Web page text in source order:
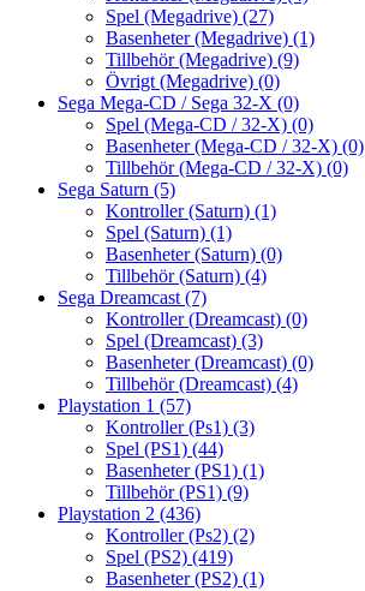
Spel (Megadrive) (27)
Basenheter (Megadrive) (1)
Tillbehör (Megadrive) (9)
Övrigt (Megadrive) (0)
Sega Mega-CD / Sega 32-X (0)
Spel (Mega-CD / 32-X) (0)
Basenheter (Mega-CD / 32-X) (0)
Tillbehör (Mega-CD / 32-X) (0)
Sega Saturn (5)
Kontroller (Saturn) (1)
Spel (Saturn) (1)
Basenheter (Saturn) (0)
Tillbehör (Saturn) (4)
Sega Dreamcast (7)
Kontroller (Dreamcast) (0)
Spel (Dreamcast) (3)
Basenheter (Dreamcast) (0)
Tillbehör (Dreamcast) (4)
Playstation 1 (57)
Kontroller (Ps1) (3)
Spel (PS1) (44)
Basenheter (PS1) (1)
Tillbehör (PS1) (9)
Playstation 2 (436)
Kontroller (Ps2) (2)
Spel (PS2) (419)
Basenheter (PS2) (1)